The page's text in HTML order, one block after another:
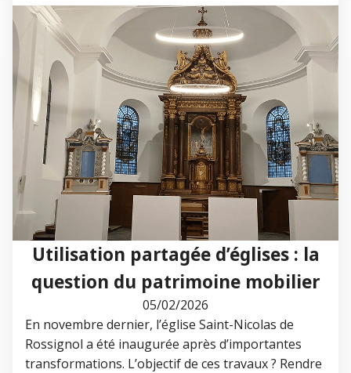
Utilisation partagée d’églises : la
question du patrimoine mobilier
05/02/2026
En novembre dernier, l’église Saint-Nicolas de
Rossignol a été inaugurée après d’importantes
transformations. L’objectif de ces travaux ? Rendre